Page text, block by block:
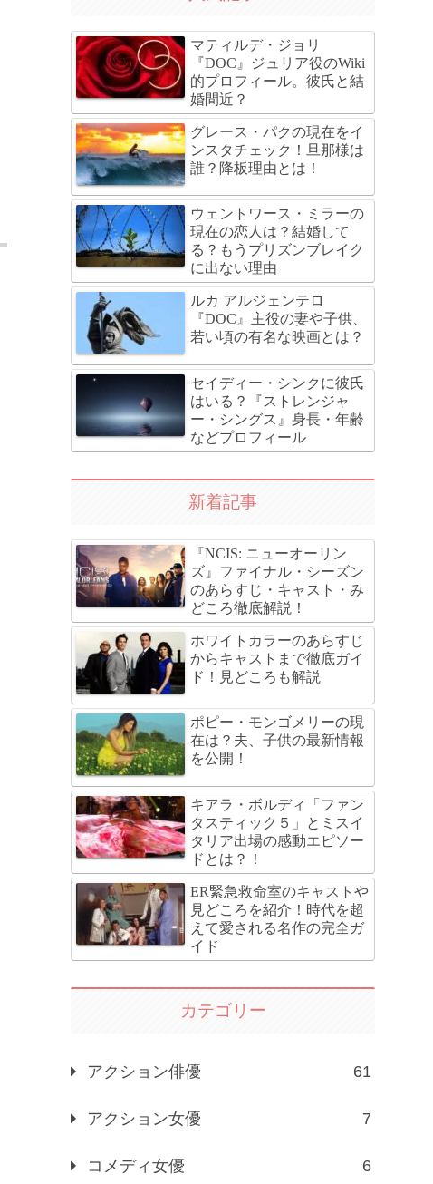
マティルデ・ジョリ
『DOC』ジュリア役のWiki
的プロフィール。彼氏と結
婚間近？
グレース・パクの現在をイ
ンスタチェック！旦那様は
誰？降板理由とは！
ウェントワース・ミラーの
現在の恋人は？結婚して
る？もうプリズンブレイク
に出ない理由
ルカ アルジェンテロ
『DOC』主役の妻や子供、
若い頃の有名な映画とは？
セイディー・シンクに彼氏
はいる？『ストレンジャ
ー・シングス』身長・年齢
などプロフィール
新着記事
『NCIS: ニューオーリン
ズ』ファイナル・シーズン
のあらすじ・キャスト・み
どころ徹底解説！
ホワイトカラーのあらすじ
からキャストまで徹底ガイ
ド！見どころも解説
ポピー・モンゴメリーの現
在は？夫、子供の最新情報
を公開！
キアラ・ボルディ「ファン
タスティック５」とミスイ
タリア出場の感動エピソー
ドとは？！
ER緊急救命室のキャストや
見どころを紹介！時代を超
えて愛される名作の完全ガ
イド
カテゴリー
アクション俳優 61
アクション女優 7
コメディ女優 6